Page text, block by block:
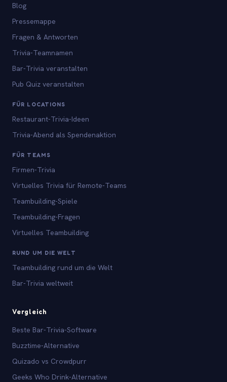
Blog
Pressemappe
Fragen & Antworten
Trivia-Teamnamen
Bar-Trivia veranstalten
Pub Quiz veranstalten
FÜR LOCATIONS
Restaurant-Trivia-Ideen
Trivia-Abend als Spendenaktion
FÜR TEAMS
Firmen-Trivia
Virtuelles Trivia für Remote-Teams
Teambuilding-Spiele
Teambuilding-Fragen
Virtuelles Teambuilding
RUND UM DIE WELT
Teambuilding rund um die Welt
Bar-Trivia weltweit
Vergleich
Beste Bar-Trivia-Software
Buzztime-Alternative
Quizado vs Crowdpurr
Geeks Who Drink-Alternative